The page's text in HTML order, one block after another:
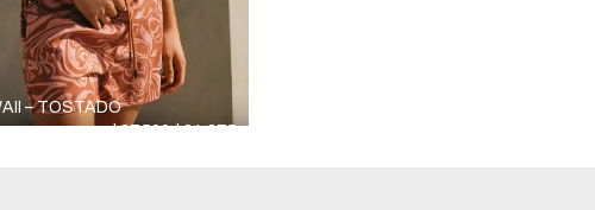
– TOSTADO
$37,500El
$24,375El